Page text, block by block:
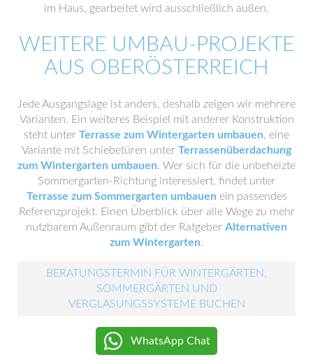
im Haus, gearbeitet wird ausschließlich außen.
WEITERE UMBAU-PROJEKTE
AUS OBERÖSTERREICH
Jede Ausgangslage ist anders, deshalb zeigen wir mehrere
Varianten. Ein weiteres Beispiel mit anderer Konstruktion
steht unter Terrasse zum Wintergarten umbauen, eine
Variante mit Schiebetüren unter Terrassenüberdachung
zum Wintergarten umbauen. Wer sich für die unbeheizte
Sommergarten-Richtung interessiert, findet unter
Terrasse zum Sommergarten umbauen ein passendes
Referenzprojekt. Einen Überblick über alle Wege zu mehr
nutzbarem Außenraum gibt der Ratgeber Alternativen
zum Wintergarten.
BERATUNGSTERMIN FÜR WINTERGÄRTEN,
SOMMERGÄRTEN UND
VERGLASUNGSSYSTEME BUCHEN
WhatsApp Chat